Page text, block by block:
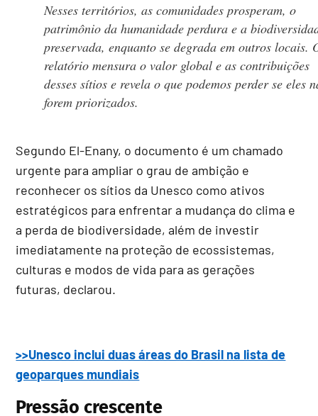
Nesses territórios, as comunidades prosperam, o
patrimônio da humanidade perdura e a
preservada, enquanto se degrada em outros locais.
relatório mensura o valor global e as contribuições
desses sítios e revela o que podemos perder se eles
forem priorizados.
Segundo El-Enany, o documento é um chamado
urgente para ampliar o grau de ambição e
reconhecer os sítios da Unesco como ativos
estratégicos para enfrentar a mudança do clima e
a perda de biodiversidade, além de investir
imediatamente na proteção de ecossistemas,
culturas e modos de vida para as gerações
futuras, declarou.
>>Unesco inclui duas áreas do Brasil na lista de
geoparques mundiais
Pressão crescente